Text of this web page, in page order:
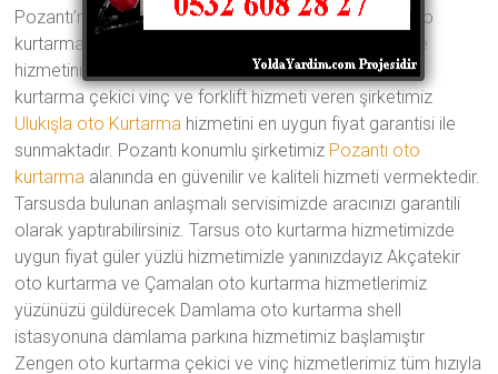
Pozantı’nın en iyi oto çekici şirketi olan Türkmenler oto
kurtarma ve vinç yedi gün 24 saat her an yanınızda ve
hizmetinizde Geçmişten aldığı 20 yıllık tecrübe ile oto
kurtarma çekici vinç ve forklift hizmeti veren şirketimiz
Ulukışla oto Kurtarma hizmetini en uygun fiyat garantisi ile
sunmaktadır. Pozantı konumlu şirketimiz Pozantı oto
kurtarma alanında en güvenilir ve kaliteli hizmeti vermektedir.
Tarsusda bulunan anlaşmalı servisimizde aracınızı garantili
olarak yaptırabilirsiniz. Tarsus oto kurtarma hizmetimizde
uygun fiyat güler yüzlü hizmetimizle yanınızdayız Akçatekir
oto kurtarma ve Çamalan oto kurtarma hizmetlerimiz
yüzünüzü güldürecek Damlama oto kurtarma shell
istasyonuna damlama parkına hizmetimiz başlamıştır
Zengen oto kurtarma çekici ve vinç hizmetlerimiz tüm hızıyla